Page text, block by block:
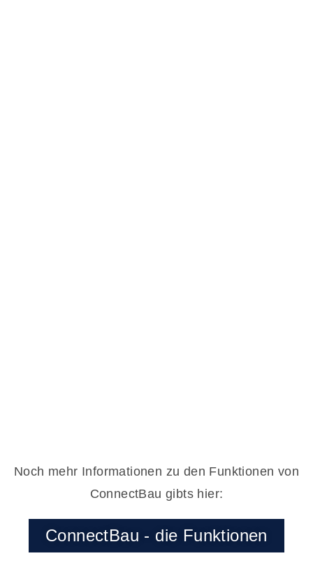
Noch mehr Informationen zu den Funktionen von
ConnectBau gibts hier:
ConnectBau - die Funktionen